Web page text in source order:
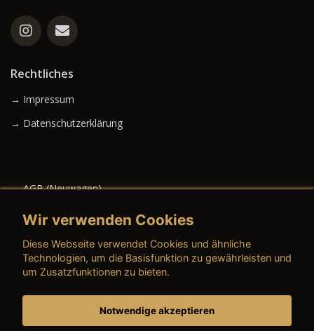
Rechtliches
→ Impressum
→ Datenschutzerklärung
→ AGB (Neuwagen)
→ AGB (Gebrauchtwagen)
→ AGB (Teile & Zubehör)
→ AGB (Dienstleistungen)
Wir verwenden Cookies
Diese Webseite verwendet Cookies und ähnliche
Technologien, um die Basisfunktion zu gewährleisten und
um Zusatzfunktionen zu bieten.
Notwendige akzeptieren